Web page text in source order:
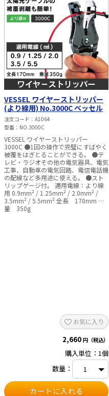
VESSEL ワイヤーストリッパー
(より線用) No.3000C ベッセル
注文コード
A1064
型番
NO.3000C
VESSEL ワイヤーストリッパー
3000C ●1回の操作で完璧にすばやく
被覆をはぎとることができる。 ●テ
レビ・ラジオその他の電気器具、電気
工事、自動車の電気回路、電信電話機
の配線など多用途に使える。 ●スト
リップゲージ付。 適用電線：より線
用 0.9mm² / 1.25mm² / 2.0mm² /
3.5mm² / 5.5mm² 全長 170mm 重
量 350g
お気に入り
2,660 円（税込）
購入単位：1個
数量：